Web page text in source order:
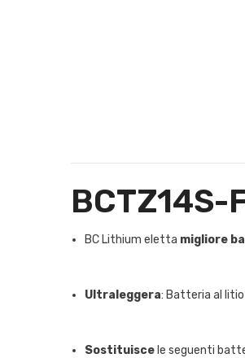
BC Lithium eletta migliore
Ultraleggera: Batteria al litio
Sostituisce le seguenti